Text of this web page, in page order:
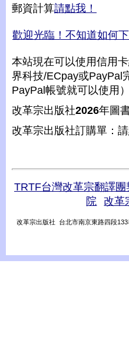
郵資計算請點我！
歡迎光臨！不知道如何
本站現在可以使用信用
界科技/ECpay或PayPal
PayPal帳號就可以使用）
改革宗出版社2026年圖
改革宗出版社訂購單：
TRTF台灣改革宗翻譯團
院
改革
改革宗出版社 台北市南京東路四段